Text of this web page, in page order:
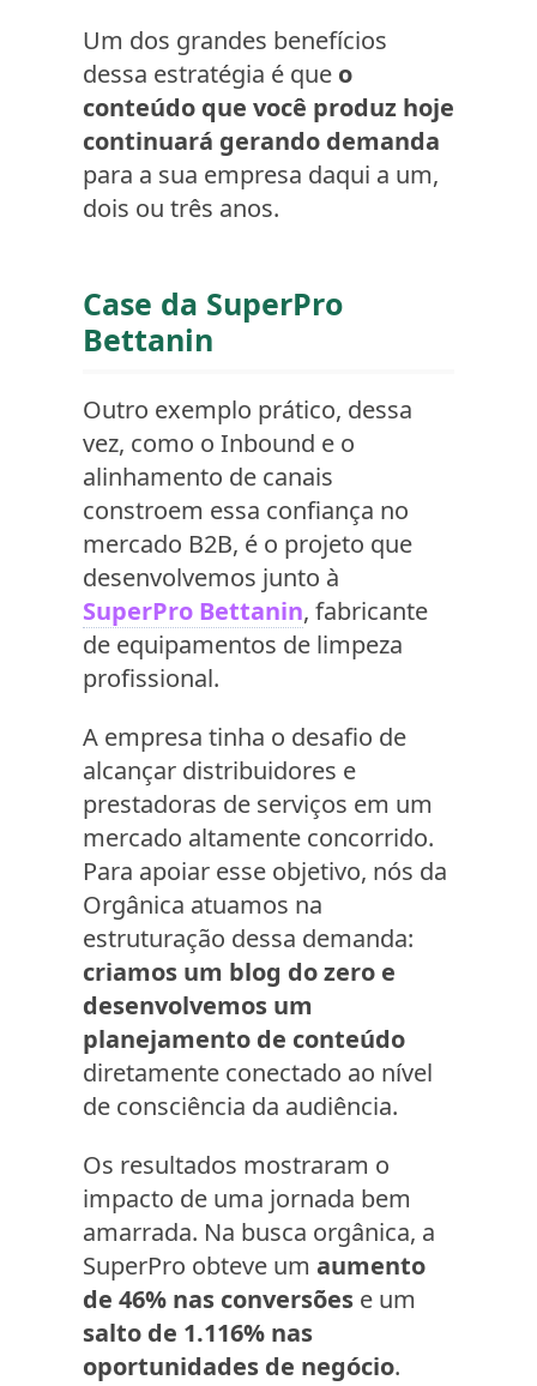
Um dos grandes benefícios
dessa estratégia é que o
conteúdo que você produz hoje
continuará gerando demanda
para a sua empresa daqui a um,
dois ou três anos.
Case da SuperPro
Bettanin
Outro exemplo prático, dessa
vez, como o Inbound e o
alinhamento de canais
constroem essa confiança no
mercado B2B, é o projeto que
desenvolvemos junto à
SuperPro Bettanin, fabricante
de equipamentos de limpeza
profissional.
A empresa tinha o desafio de
alcançar distribuidores e
prestadoras de serviços em um
mercado altamente concorrido.
Para apoiar esse objetivo, nós da
Orgânica atuamos na
estruturação dessa demanda:
criamos um blog do zero e
desenvolvemos um
planejamento de conteúdo
diretamente conectado ao nível
de consciência da audiência.
Os resultados mostraram o
impacto de uma jornada bem
amarrada. Na busca orgânica, a
SuperPro obteve um aumento
de 46% nas conversões e um
salto de 1.116% nas
oportunidades de negócio.